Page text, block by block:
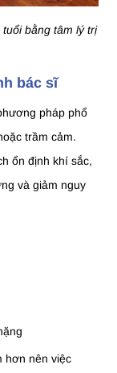
bằng tâm lý trị
bác sĩ
pháp phổ
trầm cảm.
ổn định khí sắc,
và giảm nguy
hơn nên việc